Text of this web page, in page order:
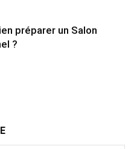
préparer un Salon
?